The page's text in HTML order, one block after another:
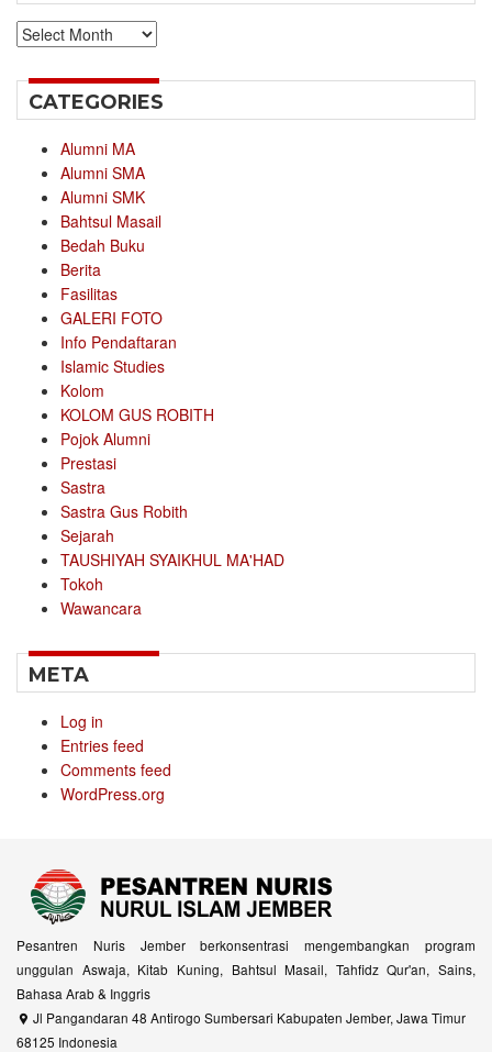
Archives
CATEGORIES
Alumni MA
Alumni SMA
Alumni SMK
Bahtsul Masail
Bedah Buku
Berita
Fasilitas
GALERI FOTO
Info Pendaftaran
Islamic Studies
Kolom
KOLOM GUS ROBITH
Pojok Alumni
Prestasi
Sastra
Sastra Gus Robith
Sejarah
TAUSHIYAH SYAIKHUL MA'HAD
Tokoh
Wawancara
META
Log in
Entries feed
Comments feed
WordPress.org
Pesantren Nuris Jember berkonsentrasi mengembangkan program
unggulan Aswaja, Kitab Kuning, Bahtsul Masail, Tahfidz Qur'an, Sains,
Bahasa Arab & Inggris
Jl Pangandaran 48 Antirogo Sumbersari Kabupaten Jember, Jawa Timur
68125 Indonesia